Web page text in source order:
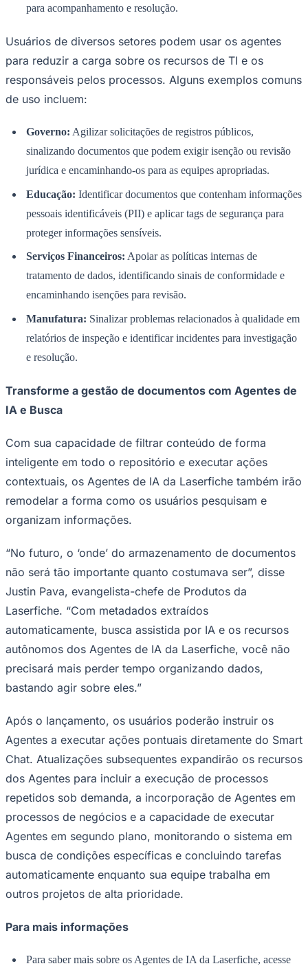
Corinthians
São Paulo
para acompanhamento e resolução.
Usuários de diversos setores podem usar os agentes
para reduzir a carga sobre os recursos de TI e os
responsáveis ​​pelos processos. Alguns exemplos comuns
de uso incluem:
Governo: Agilizar solicitações de registros públicos,
sinalizando documentos que podem exigir isenção ou revisão
jurídica e encaminhando-os para as equipes apropriadas.
Educação: Identificar documentos que contenham informações
pessoais identificáveis ​​(PII) e aplicar tags de segurança para
proteger informações sensíveis.
Serviços Financeiros: Apoiar as políticas internas de
tratamento de dados, identificando sinais de conformidade e
encaminhando isenções para revisão.
Manufatura: Sinalizar problemas relacionados à qualidade em
relatórios de inspeção e identificar incidentes para investigação
e resolução.
Transforme a gestão de documentos com Agentes de
IA e Busca
Com sua capacidade de filtrar conteúdo de forma
inteligente em todo o repositório e executar ações
contextuais, os Agentes de IA da Laserfiche também irão
remodelar a forma como os usuários pesquisam e
organizam informações.
“No futuro, o ‘onde’ do armazenamento de documentos
não será tão importante quanto costumava ser”, disse
Justin Pava, evangelista-chefe de Produtos da
Laserfiche. “Com metadados extraídos
automaticamente, busca assistida por IA e os recursos
autônomos dos Agentes de IA da Laserfiche, você não
precisará mais perder tempo organizando dados,
bastando agir sobre eles.”
Após o lançamento, os usuários poderão instruir os
Agentes a executar ações pontuais diretamente do Smart
Chat. Atualizações subsequentes expandirão os recursos
dos Agentes para incluir a execução de processos
repetidos sob demanda, a incorporação de Agentes em
processos de negócios e a capacidade de executar
Agentes em segundo plano, monitorando o sistema em
busca de condições específicas e concluindo tarefas
automaticamente enquanto sua equipe trabalha em
outros projetos de alta prioridade.
Para mais informações
Para saber mais sobre os Agentes de IA da Laserfiche, acesse